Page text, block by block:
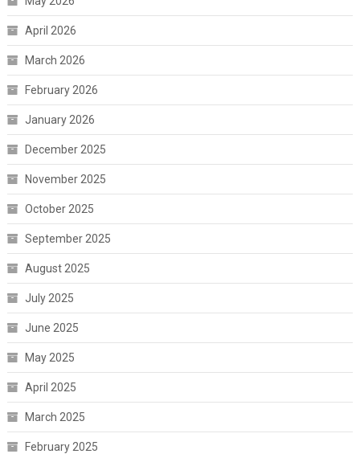
April 2026
March 2026
February 2026
January 2026
December 2025
November 2025
October 2025
September 2025
August 2025
July 2025
June 2025
May 2025
April 2025
March 2025
February 2025